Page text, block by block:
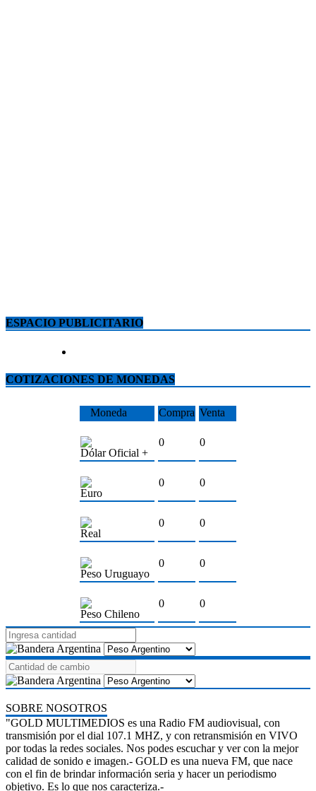
ESPACIO PUBLICITARIO
COTIZACIONES DE MONEDAS
Moneda Compra Venta
Dólar Oficial +
0 0
Euro
0 0
Real
0 0
Peso Uruguayo
0 0
Peso Chileno
0 0
SOBRE NOSOTROS
"GOLD MULTIMEDIOS es una Radio FM audiovisual, con
transmisión por el dial 107.1 MHZ, y con retransmisión en VIVO
por todas la redes sociales. Nos podes escuchar y ver con la mejor
calidad de sonido e imagen.- GOLD es una nueva FM, que nace
con el fin de brindar información seria y hacer un periodismo
objetivo. Es lo que nos caracteriza.-